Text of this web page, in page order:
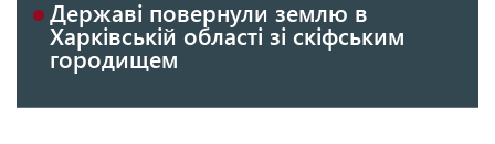
Державі повернули землю в
Харківській області зі скіфським
городищем